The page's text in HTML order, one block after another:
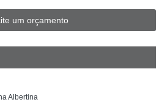
um orçamento
Albertina